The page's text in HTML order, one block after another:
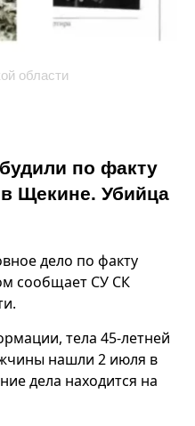
области
по факту
Щекине. Убийца
дело по факту
сообщает СУ СК
тела 45-летней
нашли 2 июля в
дела находится на